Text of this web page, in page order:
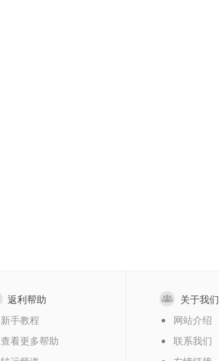
返利帮助
新手教程
查看更多帮助
关于我们
网站介绍
联系我们